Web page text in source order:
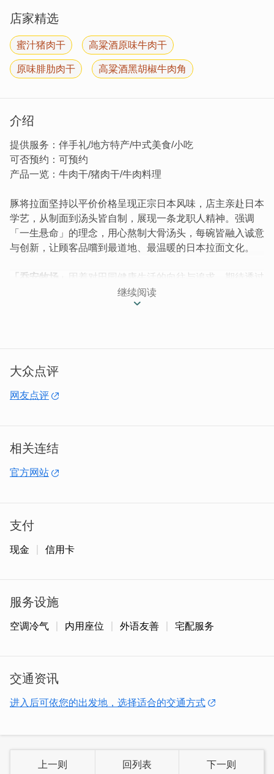
店家精选
蜜汁猪肉干 高粱酒原味牛肉干
原味腓肋肉干 高粱酒黑胡椒牛肉角
介绍
提供服务：伴手礼/地方特产/中式美食/小吃
可否预约：可预约
产品一览：牛肉干/猪肉干/牛肉料理
豚将拉面坚持以平价价格呈现正宗日本风味，店主亲赴日本
学艺，从制面到汤头皆自制，展现一条龙职人精神。强调
「一生悬命」的理念，用心熬制大骨汤头，每碗皆融入诚意
与创新，让顾客品嚐到最道地、最温暖的日本拉面文化。
「乔安牧场」
因着对田园健康生活的向往与追求，期待透过
品嚐自家牧场所供应的天然美味，乔安牧场用味觉唤醒每个
人心中深藏的田园梦，用坚持的天然工法，呈现最原始的风
以牛肉干、猪肉干最为出名。采用两天放牧两天围牧的畜牧
性、油花分布均匀，所制作的牛肉干，口感湿润不干柴，尤
继续阅读
大众点评
网友点评
相关连结
官方网站
支付
现金 信用卡
服务设施
空调冷气 内用座位 外语友善 宅配服务
交通资讯
进入后可依您的出发地，选择适合的交通方式
上一则 回列表 下一则